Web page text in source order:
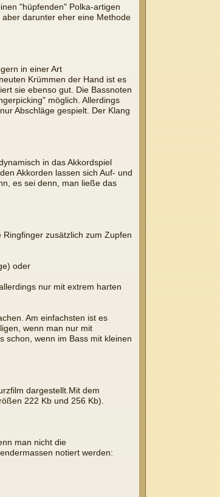
"hüpfenden" Polka-artigen
darunter eher eine Methode
in einer Art
Krümmen der Hand ist es
sie ebenso gut. Die Bassnoten
möglich. Allerdings
Abschläge gespielt. Der Klang
in das Akkordspiel
Akkorden lassen sich Auf- und
es sei denn, man ließe das
zusätzlich zum Zupfen
oder
nur mit extrem harten
Am einfachsten ist es
wenn man nur mit
schon, wenn im Bass mit kleinen
dargestellt.Mit dem
222 Kb und 256 Kb).
man nicht die
notiert werden: